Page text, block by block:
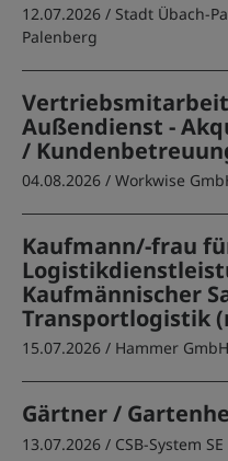
12.07.2026 / Stadt Übach-
Palenberg
Außendienst -
/
04.08.2026 / Workwise
Kaufmann/-frau
Kaufmännischer
Transportlogistik
15.07.2026 / Hammer
Gärtner /
13.07.2026 / CSB-System SE